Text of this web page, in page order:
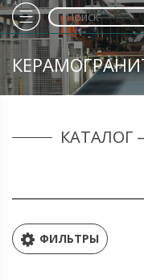
КАТАЛОГ
ФИЛЬТРЫ